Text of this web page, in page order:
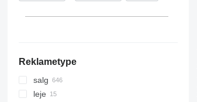
Reklametype
salg
leje